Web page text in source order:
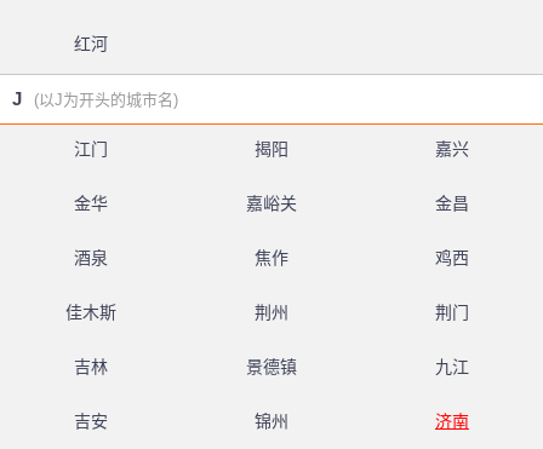
红河
J (以J为开头的城市名)
江门 揭阳 嘉兴
金华 嘉峪关 金昌
酒泉 焦作 鸡西
佳木斯 荆州 荆门
吉林 景德镇 九江
吉安 锦州 济南